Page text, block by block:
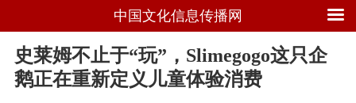
中国文化信息传播网
史莱姆不止于“玩”，Slimegogo这只企
鹅正在重新定义儿童体验消费